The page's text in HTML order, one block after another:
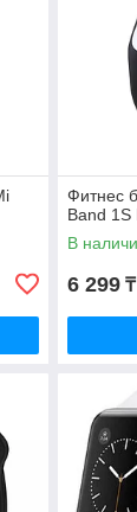
Фитнес
Band 1S
В
6 299 ₸